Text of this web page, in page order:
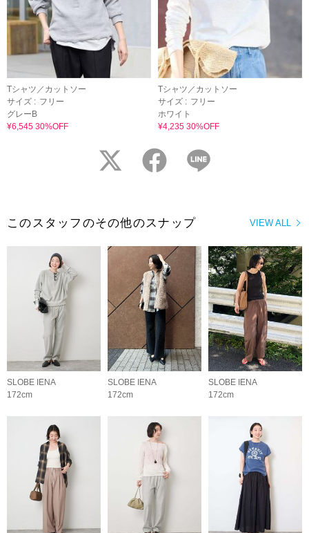
Tシャツ／カットソー
サイズ : フリー
グレーB
¥6,545 30%OFF
Tシャツ／カットソー
サイズ : フリー
ホワイト
¥4,235 30%OFF
twitter facebook
VIEW ALL
このスタッフのその他のスナップ
SLOBE IENA
172cm
SLOBE IENA
172cm
SLOBE IENA
172cm